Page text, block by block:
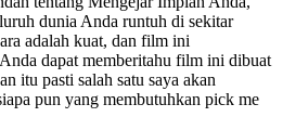
dunia Anda runtuh di sekitar
adalah kuat, dan film ini
dapat memberitahu film ini dibuat
itu pasti salah satu saya akan
pun yang membutuhkan pick me